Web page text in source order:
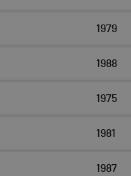
1979
1988
1975
1981
1987